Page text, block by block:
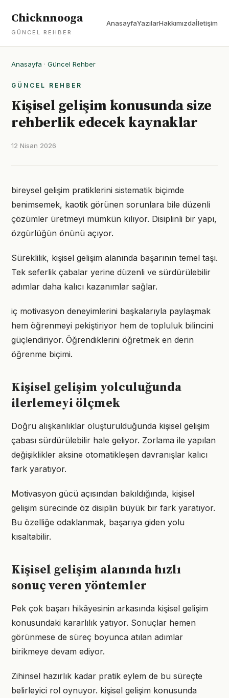
Chicknnooga
GÜNCEL REHBER
AnasayfaYazılarHakkımızdaİletişim
Anasayfa · Güncel Rehber
GÜNCEL REHBER
Kişisel gelişim konusunda size
rehberlik edecek kaynaklar
12 Nisan 2026
bireysel gelişim pratiklerini sistematik biçimde
benimsemek, kaotik görünen sorunlara bile düzenli
çözümler üretmeyi mümkün kılıyor. Disiplinli bir yapı,
özgürlüğün önünü açıyor.
Süreklilik, kişisel gelişim alanında başarının temel taşı.
Tek seferlik çabalar yerine düzenli ve sürdürülebilir
adımlar daha kalıcı kazanımlar sağlar.
iç motivasyon deneyimlerini başkalarıyla paylaşmak
hem öğrenmeyi pekiştiriyor hem de topluluk bilincini
güçlendiriyor. Öğrendiklerini öğretmek en derin
öğrenme biçimi.
Kişisel gelişim yolculuğunda
ilerlemeyi ölçmek
Doğru alışkanlıklar oluşturulduğunda kişisel gelişim
çabası sürdürülebilir hale geliyor. Zorlama ile yapılan
değişiklikler aksine otomatikleşen davranışlar kalıcı
fark yaratıyor.
Motivasyon gücü açısından bakıldığında, kişisel
gelişim sürecinde öz disiplin büyük bir fark yaratıyor.
Bu özelliğe odaklanmak, başarıya giden yolu
kısaltabilir.
Kişisel gelişim alanında hızlı
sonuç veren yöntemler
Pek çok başarı hikâyesinin arkasında kişisel gelişim
konusundaki kararlılık yatıyor. Sonuçlar hemen
görünmese de süreç boyunca atılan adımlar
birikmeye devam ediyor.
Zihinsel hazırlık kadar pratik eylem de bu süreçte
belirleyici rol oynuyor. kişisel gelişim konusunda